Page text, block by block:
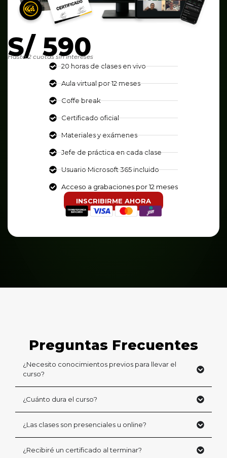
S/ 590
Hasta 2 cuotas sin intereses
20 horas de clases en vivo
Aula virtual por 12 meses
Coffe break
Certificado oficial
Materiales y exámenes
Jefe de práctica en cada clase
Usuario Microsoft 365 incluido
Acceso a grabaciones por 12 meses
INSCRIBIRME AHORA
Preguntas Frecuentes
¿Necesito conocimientos previos para llevar el
curso?
¿Cuánto dura el curso?
¿Las clases son presenciales u online?
¿Recibiré un certificado al terminar?